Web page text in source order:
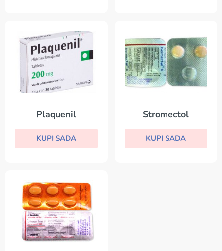
Plaquenil
KUPI SADA
Stromectol
KUPI SADA